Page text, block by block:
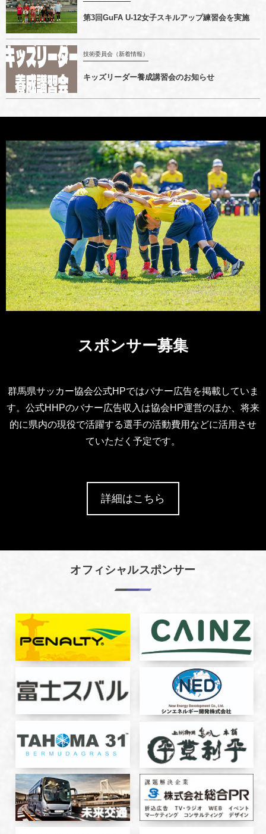
第3回GuFA U-12女子スキルアップ練習会を実施
技術委員会（新着情報）
キッズリーダー養成講習会のお知らせ
スポンサー募集
群馬県サッカー協会公式HPではバナー広告を掲載していま
す。公式HHPのバナー広告収入は協会HP運営のほか、将来
的に県内の現役で活躍する選手の活動費用などに活用させ
ていただく予定です。
詳細はこちら
オフィシャルスポンサー